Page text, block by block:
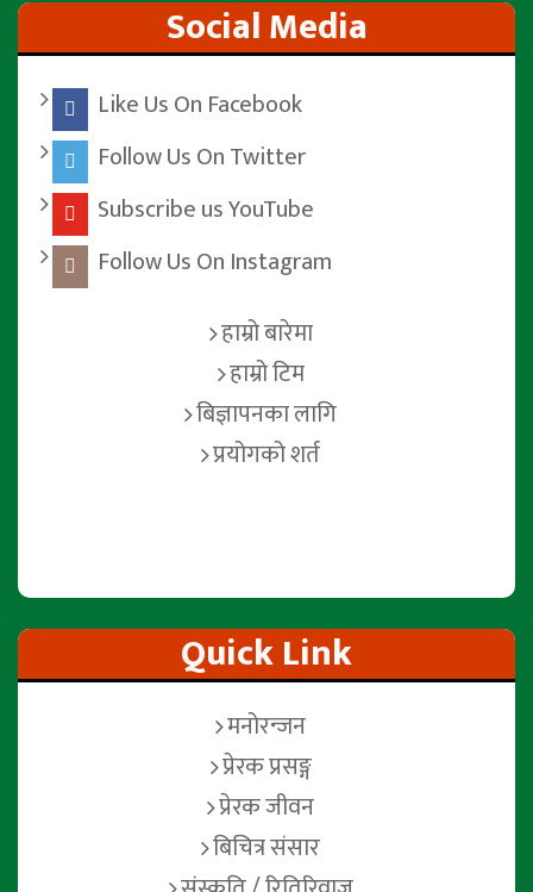
Social Media
Like Us On Facebook
Follow Us On Twitter
Subscribe us YouTube
Follow Us On Instagram
हाम्रो बारेमा
हाम्रो टिम
बिज्ञापनका लागि
प्रयोगको शर्त
Quick Link
मनोरन्जन
प्रेरक प्रसङ्ग
प्रेरक जीवन
बिचित्र संसार